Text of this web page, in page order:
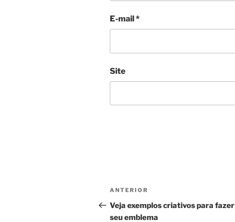
E-mail *
Site
Navegação
de
Post
anterior
ANTERIOR
Veja exemplos criativos para fazer
seu emblema